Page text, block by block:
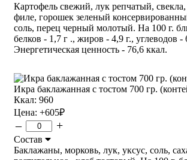
Картофель свежий, лук репчатый, свекла,
филе, горошек зеленый
соль, перец черный молотый. На 100 г.
белков - 1,7 г ., жиров - 4,9 г., углеводов -
Энергетическая ценность - 76,6 ккал.
Икра баклажанная с тостом 700 гр.
Ккал: 960
Цена: +605₽
– +
Состав
Баклажаны, морковь, лук, уксус, соль,